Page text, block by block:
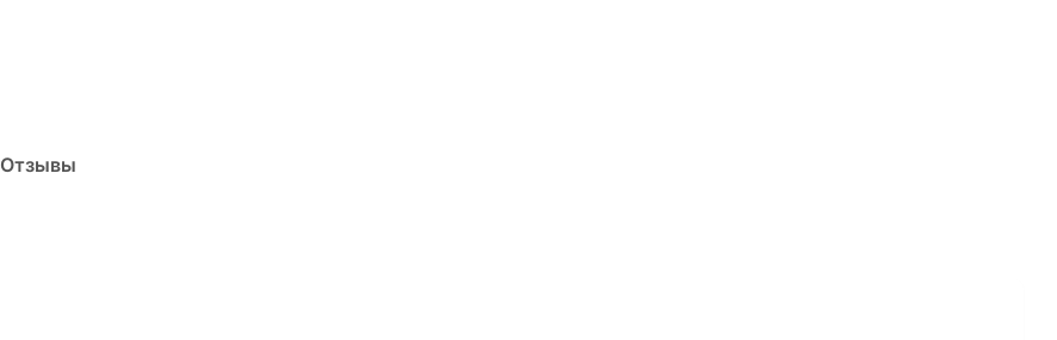
Отзывы